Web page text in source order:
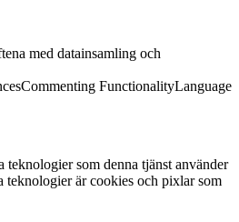
med datainsamling och
Commenting FunctionalityLanguage
teknologier som denna tjänst använder
teknologier är cookies och pixlar som